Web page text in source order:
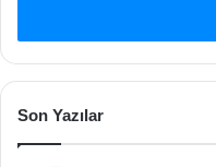
Son Yazılar